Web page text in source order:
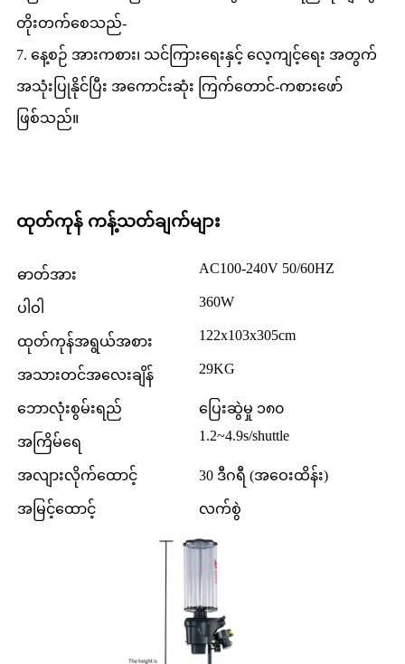
တိုးတက်စေသည်-
7. နေ့စဉ် အားကစား၊ သင်ကြားရေးနှင့် လေ့ကျင့်ရေး အတွက်
အသုံးပြုနိုင်ပြီး အကောင်းဆုံး ကြက်တောင်-ကစားဖော်
ဖြစ်သည်။
ထုတ်ကုန် ကန့်သတ်ချက်များ
ဓာတ်အား AC100-240V 50/60HZ
ပါဝါ 360W
ထုတ်ကုန်အရွယ်အစား 122x103x305cm
အသားတင်အလေးချိန် 29KG
ဘောလုံးစွမ်းရည် ပြေးဆွဲမှု ၁၈၀
အကြိမ်ရေ 1.2~4.9s/shuttle
အလျားလိုက်ထောင့် 30 ဒီဂရီ (အဝေးထိန်း)
အမြင့်ထောင့် လက်စွဲ